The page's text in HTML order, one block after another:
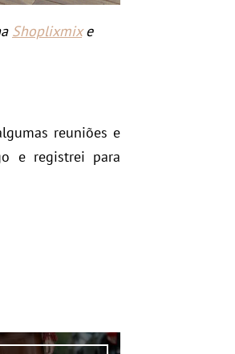
Shoplixmixe
reuniões e
e registrei para